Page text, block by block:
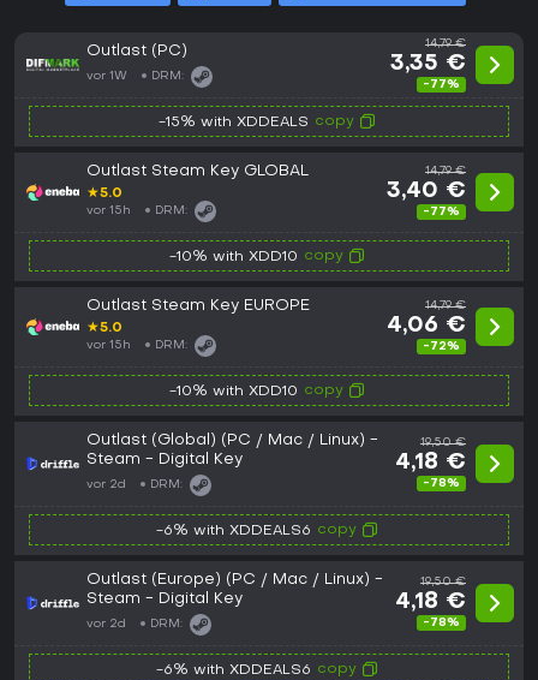
Outlast (PC)
vor 1W DRM:
14,79 €
3,35 €
-77%
-15% with XDDEALS copy
Outlast Steam Key GLOBAL
★5.0
vor 15h DRM:
14,79 €
3,40 €
-77%
-10% with XDD10 copy
Outlast Steam Key EUROPE
★5.0
vor 15h DRM:
14,79 €
4,06 €
-72%
-10% with XDD10 copy
Outlast (Global) (PC / Mac / Linux) -
Steam - Digital Key
vor 2d DRM:
19,50 €
4,18 €
-78%
-6% with XDDEALS6 copy
Outlast (Europe) (PC / Mac / Linux) -
Steam - Digital Key
vor 2d DRM:
19,50 €
4,18 €
-78%
-6% with XDDEALS6 copy